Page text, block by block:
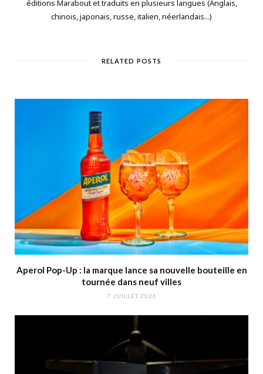
éditions Marabout et traduits en plusieurs langues (Anglais,
chinois, japonais, russe, italien, néerlandais...)
RELATED POSTS
Aperol Pop-Up : la marque lance sa nouvelle bouteille en
tournée dans neuf villes
7 JUILLET 2026